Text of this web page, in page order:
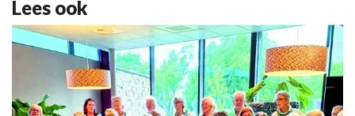
Lees ook